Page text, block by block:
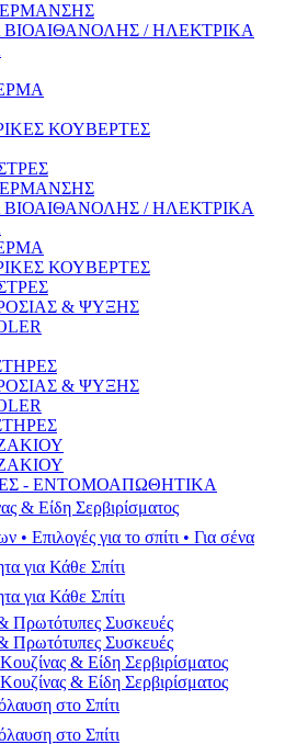
ΒΙΟΑΙΘΑΝΟΛΗΣ / ΗΛΕΚΤΡΙΚΑ
ΚΟΥΒΕΡΤΕΣ
ΒΙΟΑΙΘΑΝΟΛΗΣ / ΗΛΕΚΤΡΙΚΑ
ΚΟΥΒΕΡΤΕΣ
& ΨΥΞΗΣ
& ΨΥΞΗΣ
- ΕΝΤΟΜΟΑΠΩΘΗΤΙΚΑ
& Είδη Σερβιρίσματος
Επιλογές για το σπίτι • Για σένα
για Κάθε Σπίτι
για Κάθε Σπίτι
Πρωτότυπες Συσκευές
Πρωτότυπες Συσκευές
& Είδη Σερβιρίσματος
& Είδη Σερβιρίσματος
στο Σπίτι
στο Σπίτι